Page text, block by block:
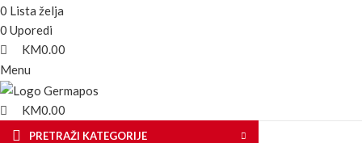
0 Lista želja
0 Uporedi
KM0.00
Menu
KM0.00
PRETRAŽI KATEGORIJE